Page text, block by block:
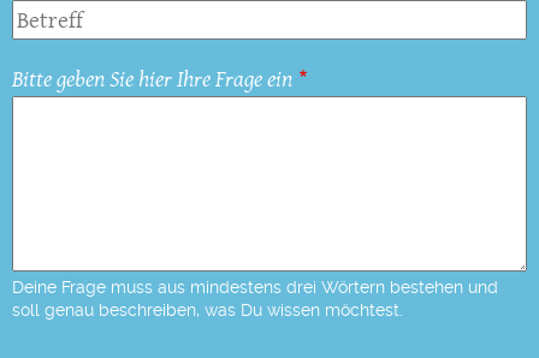
Bitte geben Sie hier Ihre Frage ein
Deine Frage muss aus mindestens drei Wörtern bestehen und
soll genau beschreiben, was Du wissen möchtest.